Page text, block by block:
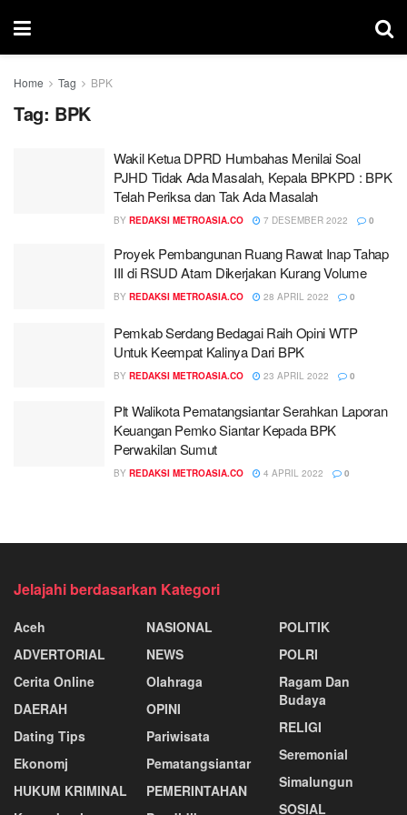
Home Tag BPK
Tag: BPK
Wakil Ketua DPRD Humbahas Menilai Soal
PJHD Tidak Ada Masalah, Kepala BPKPD : BPK
Telah Periksa dan Tak Ada Masalah
BY REDAKSI METROASIA.CO 7 DESEMBER 2022 0
Proyek Pembangunan Ruang Rawat Inap Tahap
III di RSUD Atam Dikerjakan Kurang Volume
BY REDAKSI METROASIA.CO 28 APRIL 2022 0
Pemkab Serdang Bedagai Raih Opini WTP
Untuk Keempat Kalinya Dari BPK
BY REDAKSI METROASIA.CO 23 APRIL 2022 0
Plt Walikota Pematangsiantar Serahkan Laporan
Keuangan Pemko Siantar Kepada BPK
Perwakilan Sumut
BY REDAKSI METROASIA.CO 4 APRIL 2022 0
Jelajahi berdasarkan Kategori
Aceh
ADVERTORIAL
Cerita Online
DAERAH
Dating Tips
Ekonomj
HUKUM KRIMINAL
NASIONAL
NEWS
Olahraga
OPINI
Pariwisata
Pematangsiantar
PEMERINTAHAN
POLITIK
POLRI
Ragam Dan
Budaya
RELIGI
Seremonial
Simalungun
SOSIAL